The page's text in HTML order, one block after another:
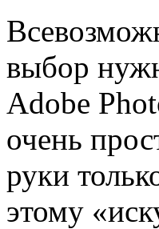
выбор
Adоbe
очень
руки
этому